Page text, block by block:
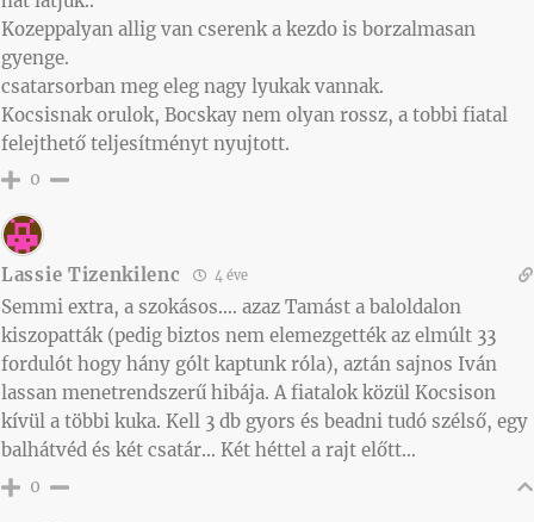
Kozeppalyan allig van cserenk a kezdo is borzalmasan
gyenge.
csatarsorban meg eleg nagy lyukak vannak.
Kocsisnak orulok, Bocskay nem olyan rossz, a tobbi fiatal
felejthető teljesítményt nyujtott.
0
Lassie Tizenkilenc 4 éve
Semmi extra, a szokásos…. azaz Tamást a baloldalon
kiszopatták (pedig biztos nem elemezgették az elmúlt 33
fordulót hogy hány gólt kaptunk róla), aztán sajnos Iván
lassan menetrendszerű hibája. A fiatalok közül Kocsison
kívül a többi kuka. Kell 3 db gyors és beadni tudó szélső, egy
balhátvéd és két csatár… Két héttel a rajt előtt…
0